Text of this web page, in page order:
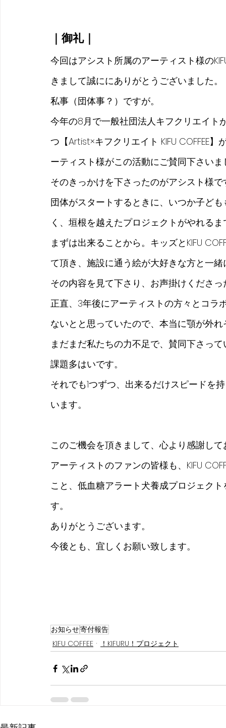
｜御礼｜
今回はアシスト所属のアーティスト様の
きまして誠ににありがとうございました。
私事（団体事？）ですが。
今年の8月で一般社団法人キフクリエイト
つ【Artist×キフクリエイト KIFU COFFEE
ーティスト様がこの活動にご賛同下さいま
そのきっかけを下さったのがアシスト様で
団体がスタートするときに、いつか子ど
く、垣根を越えたプロジェクトがやれる
まずは出来ることから。キッズとKIFU
て頂き、施設に通う絵が大好きな方と一
その内容を見て下さり、お声掛けくださ
正直、3年後にアーティストの方々とコラ
ないとと思っていたので、本当に顎が外
まだまだ私たちの力不足で、賛同下さっ
課題多はいです。
それでも1つずつ、出来るだけスピードを
います。
このご機会を頂きまして、心より感謝し
アーティストのファンの皆様も、KIFU
こと、低血糖アラート犬養成プロジェク
す。
ありがとうございます。
今後とも、宜しくお願い致します。
お知らせ寄付報告
KIFU COFFEE
！KIFURU！プロジェクト